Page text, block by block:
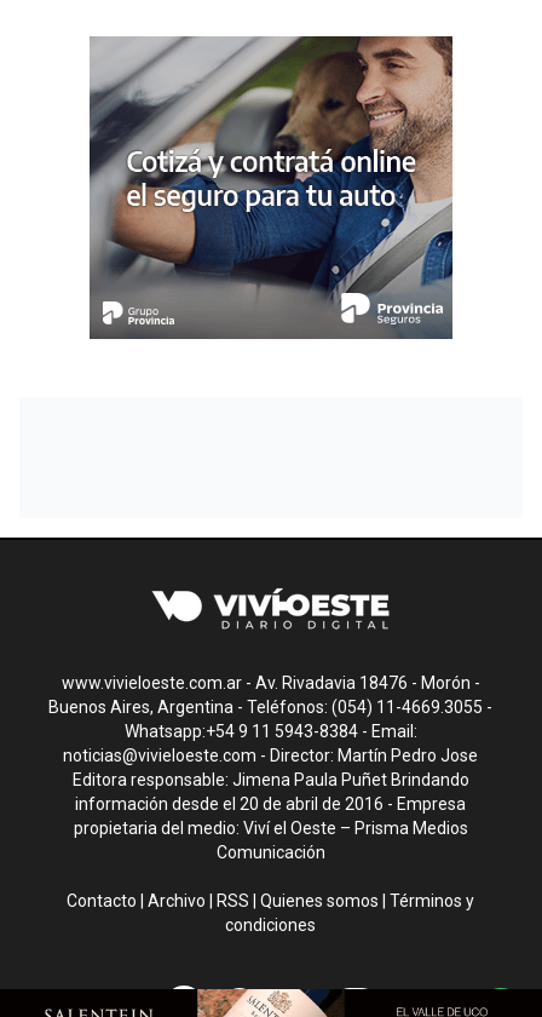
www.vivieloeste.com.ar - Av. Rivadavia 18476 - Morón -
Buenos Aires, Argentina - Teléfonos: (054) 11-4669.3055 -
Whatsapp:+54 9 11 5943-8384 - Email:
noticias@vivieloeste.com - Director: Martín Pedro Jose
Editora responsable: Jimena Paula Puñet Brindando
información desde el 20 de abril de 2016 - Empresa
propietaria del medio: Viví el Oeste – Prisma Medios
Comunicación
Contacto |Archivo RSS |Quienes somos |Términos y
condiciones